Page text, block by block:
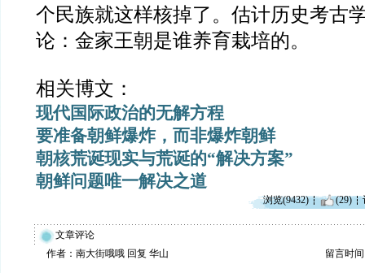
个民族就这样核掉了。估计历史考古
论：金家王朝是谁养育栽培的。
相关博文：
现代国际政治的无解方程
要准备朝鲜爆炸，而非爆炸朝鲜
朝核荒诞现实与荒诞的“解决方案”
朝鲜问题唯一解决之道
浏览(9432) (29)
文章评论
作者：南大街哦哦 回复 华山
留言时间